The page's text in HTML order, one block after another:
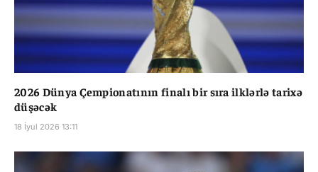
2026 Dünya Çempionatının finalı bir sıra ilklərlə tarixə
düşəcək
18 İyul 2026 13:11